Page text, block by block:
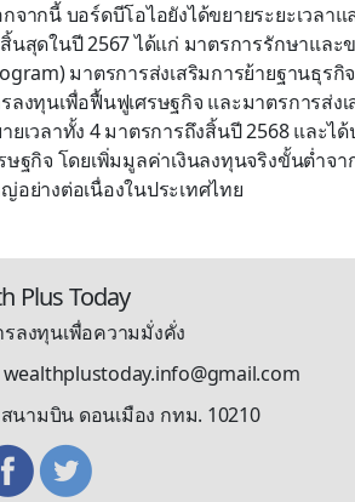
จากนี้ บอร์ดบีโอไอยังได้ขยายระยะเวล
นสุดในปี 2567 ได้แก่ มาตรการรักษาและ
มาตรการส่งเสริมการย้ายฐานธุร
ลงทุนเพื่อฟื้นฟูเศรษฐกิจ และมาตรการส่
ยเวลาทั้ง 4 มาตรการถึงสิ้นปี 2568 และ
ษฐกิจ โดยเพิ่มมูลค่าเงินลงทุนจริงขั้นต่ำจ
อย่างต่อเนื่องในประเทศไทย
Plus Today
รลงทุนเพื่อความมั่งคั่ง
นามบิน ดอนเมือง กทม. 10210